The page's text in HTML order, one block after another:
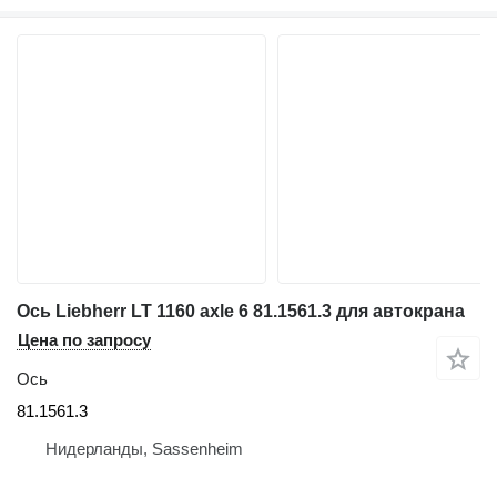
Ось Liebherr LT 1160 axle 6 81.1561.3 для автокрана
Цена по запросу
Ось
81.1561.3
Нидерланды, Sassenheim